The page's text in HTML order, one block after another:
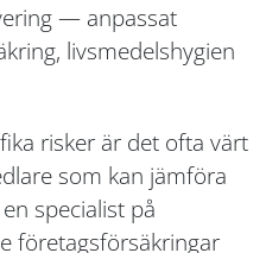
— anpassat
livsmedelshygien
risker är det ofta värt
som kan jämföra
specialist på
företagsförsäkringar